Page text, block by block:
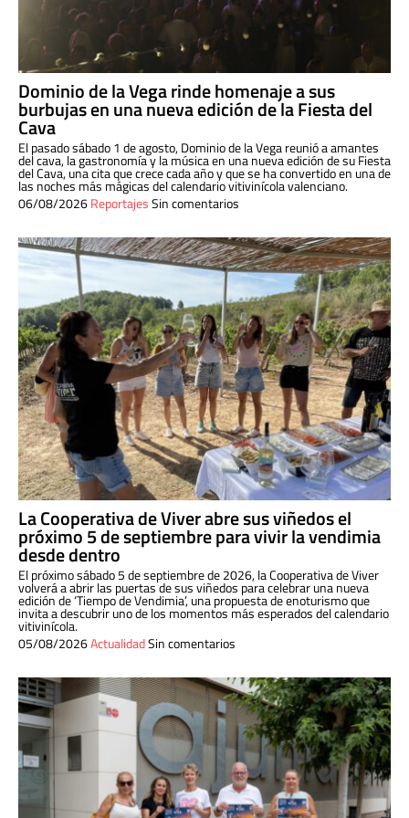
Dominio de la Vega rinde homenaje a sus
burbujas en una nueva edición de la Fiesta del
Cava
El pasado sábado 1 de agosto, Dominio de la Vega reunió a amantes
del cava, la gastronomía y la música en una nueva edición de su Fiesta
del Cava, una cita que crece cada año y que se ha convertido en una de
las noches más mágicas del calendario vitivinícola valenciano.
06/08/2026ReportajesSin comentarios
La Cooperativa de Viver abre sus viñedos el
próximo 5 de septiembre para vivir la vendimia
desde dentro
El próximo sábado 5 de septiembre de 2026, la Cooperativa de Viver
volverá a abrir las puertas de sus viñedos para celebrar una nueva
edición de ‘Tiempo de Vendimia’, una propuesta de enoturismo que
invita a descubrir uno de los momentos más esperados del calendario
vitivinícola.
05/08/2026ActualidadSin comentarios